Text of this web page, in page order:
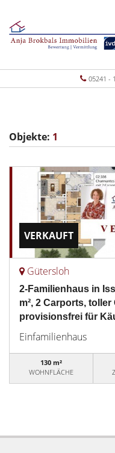
05241 -
Objekte: 1
VERKAUFT
Gütersloh
2-Familienhaus in
m², 2 Carports,
provisionsfrei für
Einfamilienhaus
130 m²
WOHNFLÄCHE